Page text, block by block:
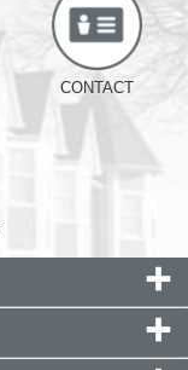
CONTACT